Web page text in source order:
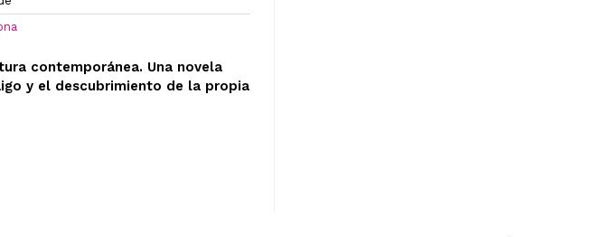
contemporánea. Una novela
y el descubrimiento de la propia